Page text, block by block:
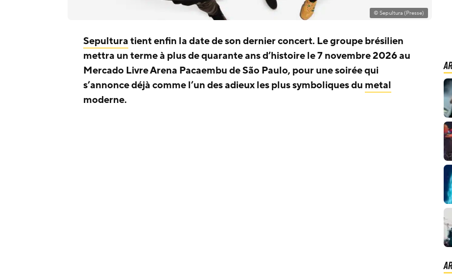
© Sepultura (Presse)
Sepulturatient enfin la date de son dernier concert. Le groupe brésilien
mettra un terme à plus de quarante ans d’histoire le 7 novembre 2026 au
Mercado Livre Arena Pacaembu de São Paulo, pour une soirée qui
s’annonce déjà comme l’un des adieux les plus symboliques du metal
moderne.